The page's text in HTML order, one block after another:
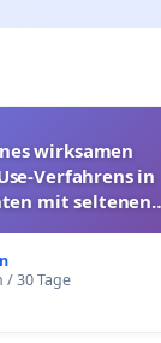
wirksamen
Verfahrens in
mit seltenen
/ 30 Tage